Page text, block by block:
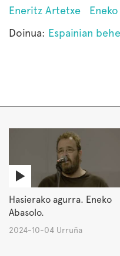
Eneritz Artetxe
Doinua: Espainian
Hasierako agurra. Eneko
Abasolo.
2024-10-04 Urruña